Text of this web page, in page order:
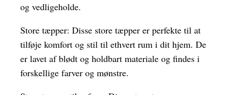
og vedligeholde.
Store tæpper: Disse store tæpper er perfekte til at
tilføje komfort og stil til ethvert rum i dit hjem. De
er lavet af blødt og holdbart materiale og findes i
forskellige farver og mønstre.